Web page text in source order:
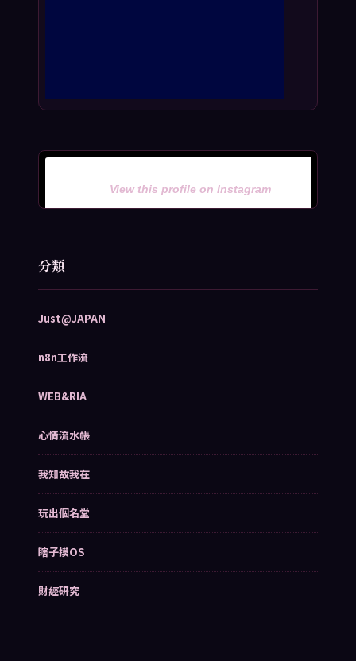
View this profile on Instagram
分類
Just@JAPAN
n8n工作流
WEB&RIA
心情流水帳
我知故我在
玩出個名堂
瞎子摸OS
財經研究